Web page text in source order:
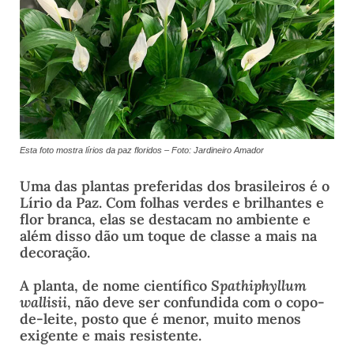
Esta foto mostra lírios da paz floridos – Foto: Jardineiro Amador
Uma das plantas preferidas dos brasileiros é o
Lírio da Paz. Com folhas verdes e brilhantes e
flor branca, elas se destacam no ambiente e
além disso dão um toque de classe a mais na
decoração.
A planta, de nome científico Spathiphyllum
wallisii, não deve ser confundida com o copo-
de-leite, posto que é menor, muito menos
exigente e mais resistente.